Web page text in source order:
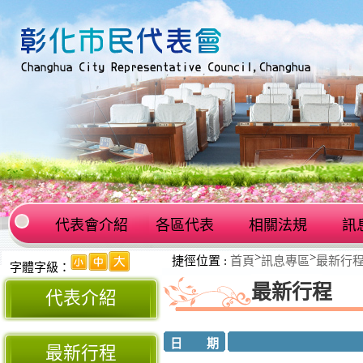
代表會介紹 各區代表 相關法規 訊
字體字級：
代表介紹
最新行程
捷徑位置 : 首頁>訊息專區>最新行
最新行程
日 期